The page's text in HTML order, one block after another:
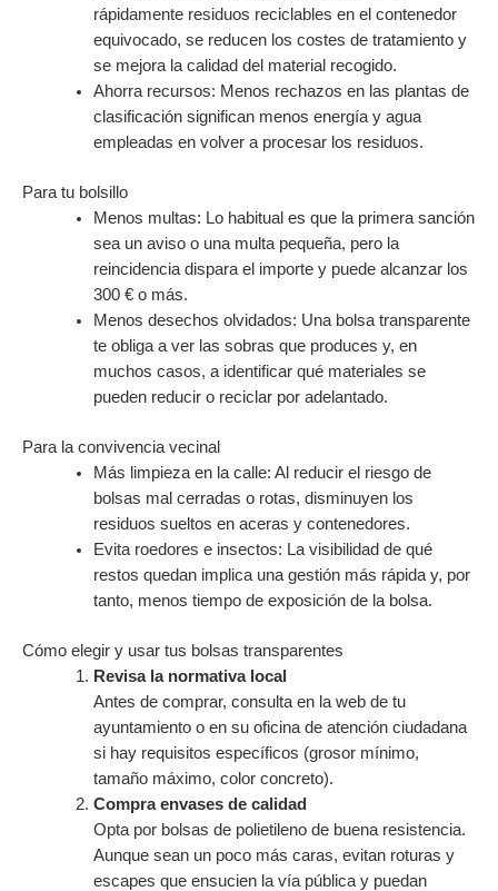
rápidamente residuos reciclables en el contenedor
equivocado, se reducen los costes de tratamiento y
se mejora la calidad del material recogido.
Ahorra recursos: Menos rechazos en las plantas de
clasificación significan menos energía y agua
empleadas en volver a procesar los residuos.
Para tu bolsillo
Menos multas: Lo habitual es que la primera sanción
sea un aviso o una multa pequeña, pero la
reincidencia dispara el importe y puede alcanzar los
300 € o más.
Menos desechos olvidados: Una bolsa transparente
te obliga a ver las sobras que produces y, en
muchos casos, a identificar qué materiales se
pueden reducir o reciclar por adelantado.
Para la convivencia vecinal
Más limpieza en la calle: Al reducir el riesgo de
bolsas mal cerradas o rotas, disminuyen los
residuos sueltos en aceras y contenedores.
Evita roedores e insectos: La visibilidad de qué
restos quedan implica una gestión más rápida y, por
tanto, menos tiempo de exposición de la bolsa.
Cómo elegir y usar tus bolsas transparentes
Revisa la normativa local
Antes de comprar, consulta en la web de tu
ayuntamiento o en su oficina de atención ciudadana
si hay requisitos específicos (grosor mínimo,
tamaño máximo, color concreto).
Compra envases de calidad
Opta por bolsas de polietileno de buena resistencia.
Aunque sean un poco más caras, evitan roturas y
escapes que ensucien la vía pública y puedan